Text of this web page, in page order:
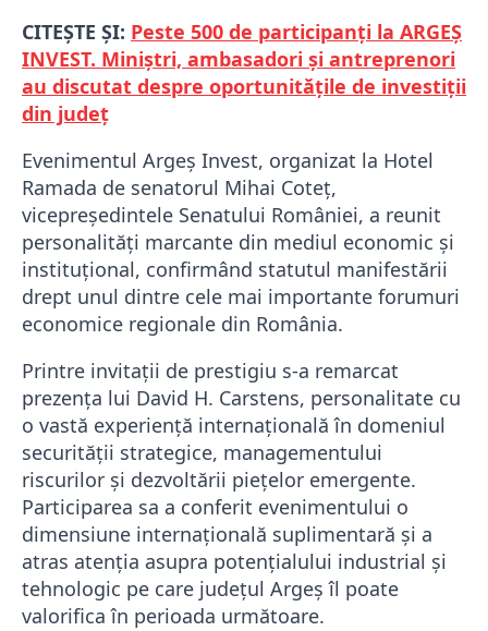
CITEȘTE ȘI: Peste 500 de participanți la ARGEȘ
INVEST. Miniștri, ambasadori și antreprenori
au discutat despre oportunitățile de investiții
din județ
Evenimentul Argeș Invest, organizat la Hotel
Ramada de senatorul Mihai Coteț,
vicepreședintele Senatului României, a reunit
personalități marcante din mediul economic și
instituțional, confirmând statutul manifestării
drept unul dintre cele mai importante forumuri
economice regionale din România.
Printre invitații de prestigiu s-a remarcat
prezența lui David H. Carstens, personalitate cu
o vastă experiență internațională în domeniul
securității strategice, managementului
riscurilor și dezvoltării piețelor emergente.
Participarea sa a conferit evenimentului o
dimensiune internațională suplimentară și a
atras atenția asupra potențialului industrial și
tehnologic pe care județul Argeș îl poate
valorifica în perioada următoare.